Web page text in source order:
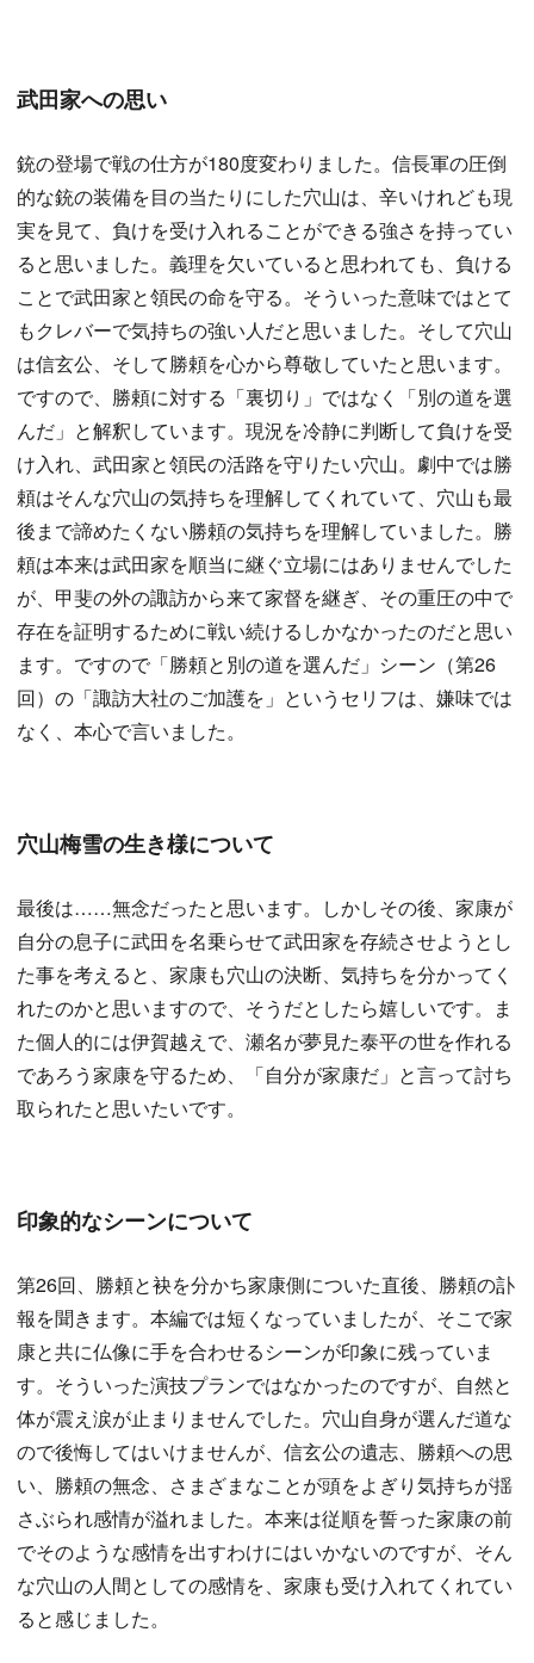
武田家への思い
銃の登場で戦の仕方が180度変わりました。信長軍の圧倒
的な銃の装備を目の当たりにした穴山は、辛いけれども現
実を見て、負けを受け入れることができる強さを持ってい
ると思いました。義理を欠いていると思われても、負ける
ことで武田家と領民の命を守る。そういった意味ではとて
もクレバーで気持ちの強い人だと思いました。そして穴山
は信玄公、そして勝頼を心から尊敬していたと思います。
ですので、勝頼に対する「裏切り」ではなく「別の道を選
んだ」と解釈しています。現況を冷静に判断して負けを受
け入れ、武田家と領民の活路を守りたい穴山。劇中では勝
頼はそんな穴山の気持ちを理解してくれていて、穴山も最
後まで諦めたくない勝頼の気持ちを理解していました。勝
頼は本来は武田家を順当に継ぐ立場にはありませんでした
が、甲斐の外の諏訪から来て家督を継ぎ、その重圧の中で
存在を証明するために戦い続けるしかなかったのだと思い
ます。ですので「勝頼と別の道を選んだ」シーン（第26
回）の「諏訪大社のご加護を」というセリフは、嫌味では
なく、本心で言いました。
穴山梅雪の生き様について
最後は……無念だったと思います。しかしその後、家康が
自分の息子に武田を名乗らせて武田家を存続させようとし
た事を考えると、家康も穴山の決断、気持ちを分かってく
れたのかと思いますので、そうだとしたら嬉しいです。ま
た個人的には伊賀越えで、瀬名が夢見た泰平の世を作れる
であろう家康を守るため、「自分が家康だ」と言って討ち
取られたと思いたいです。
印象的なシーンについて
第26回、勝頼と袂を分かち家康側についた直後、勝頼の訃
報を聞きます。本編では短くなっていましたが、そこで家
康と共に仏像に手を合わせるシーンが印象に残っていま
す。そういった演技プランではなかったのですが、自然と
体が震え涙が止まりませんでした。穴山自身が選んだ道な
ので後悔してはいけませんが、信玄公の遺志、勝頼への思
い、勝頼の無念、さまざまなことが頭をよぎり気持ちが揺
さぶられ感情が溢れました。本来は従順を誓った家康の前
でそのような感情を出すわけにはいかないのですが、そん
な穴山の人間としての感情を、家康も受け入れてくれてい
ると感じました。